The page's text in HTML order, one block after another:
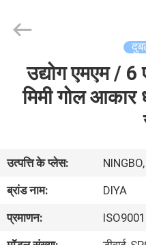
हमारे
बारे
में
उद्योग एमएम /
मिमी गोल आकार
उत्पत्ति के प्लेस:
ब्रांड नाम:
DIYA
प्रमाणन:
ISO9001